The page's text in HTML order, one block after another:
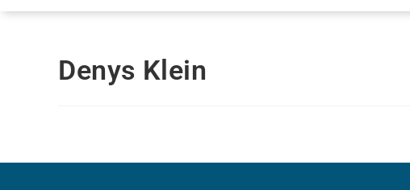
Denys Klein